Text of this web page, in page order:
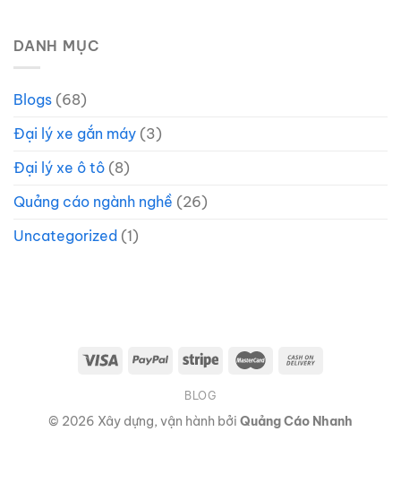
DANH MỤC
Blogs (68)
Đại lý xe gắn máy (3)
Đại lý xe ô tô (8)
Quảng cáo ngành nghề (26)
Uncategorized (1)
BLOG
© 2026 Xây dựng, vận hành bởi Quảng Cáo Nhanh